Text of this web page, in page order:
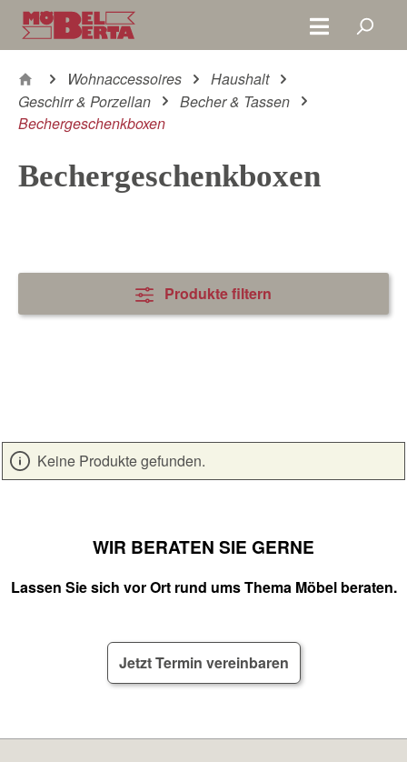
Zum Hauptinhalt springen
Wohnaccessoires
Haushalt
Geschirr & Porzellan
Becher & Tassen
Bechergeschenkboxen
Bechergeschenkboxen
Produkte filtern
Keine Produkte gefunden.
WIR BERATEN SIE GERNE
Lassen Sie sich vor Ort rund ums Thema Möbel beraten.
Jetzt Termin vereinbaren